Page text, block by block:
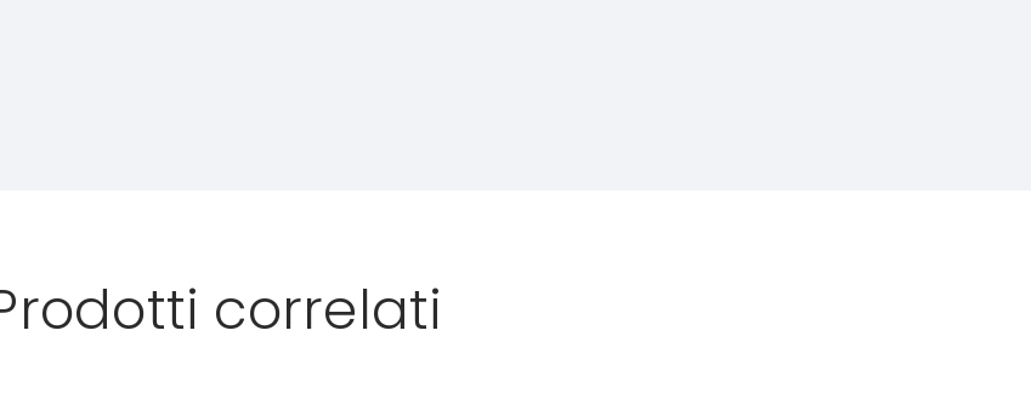
correlati